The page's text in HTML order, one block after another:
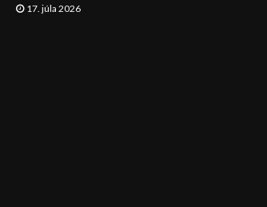
17. júla 2026